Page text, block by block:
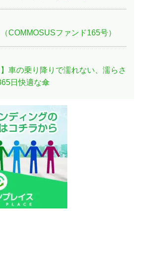
COMMOSUSファンド165号）
】車の乗り降りで濡れない、濡らさ
日快適な傘